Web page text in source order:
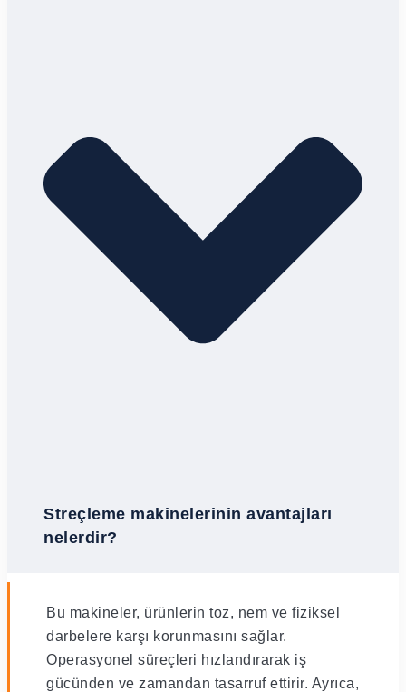
Streçleme makinelerinin avantajları
nelerdir?
Bu makineler, ürünlerin toz, nem ve fiziksel
darbelere karşı korunmasını sağlar.
Operasyonel süreçleri hızlandırarak iş
gücünden ve zamandan tasarruf ettirir. Ayrıca,